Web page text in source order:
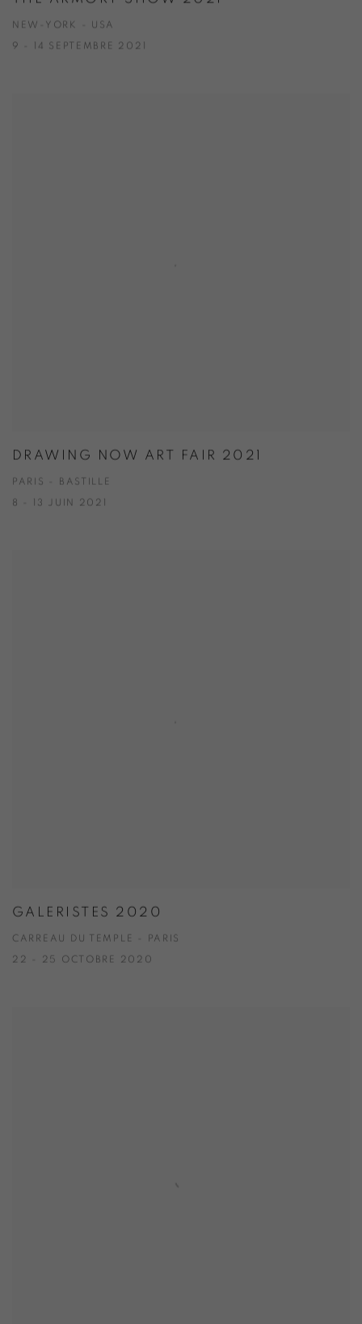
NEW-YORK - USA
9 - 14 SEPTEMBRE 2021
DRAWING NOW ART FAIR 2021
PARIS - BASTILLE
8 - 13 JUIN 2021
GALERISTES 2020
CARREAU DU TEMPLE - PARIS
22 - 25 OCTOBRE 2020